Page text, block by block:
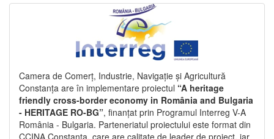
Camera de Comerț, Industrie, Navigație și Agricultură
Constanța are în implementare proiectul “A heritage
friendly cross-border economy in România and Bulgaria
- HERITAGE RO-BG”, finanțat prin Programul Interreg V-A
România - Bulgaria. Parteneriatul proiectului este format din